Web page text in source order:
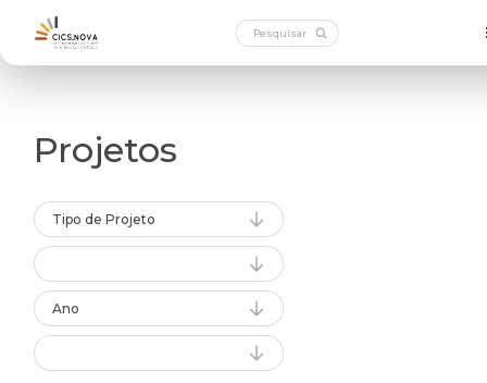
Projetos
Tipo de Projeto
Ano